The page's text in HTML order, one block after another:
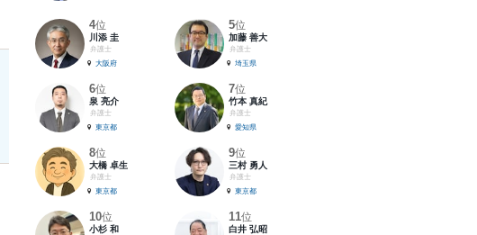
4位
川添 圭
弁護士
大阪府
5位
加藤 善大
弁護士
埼玉県
6位
泉 亮介
弁護士
東京都
7位
竹本 真紀
弁護士
愛知県
8位
大橋 卓生
弁護士
東京都
9位
三村 勇人
弁護士
東京都
10位
小杉 和
11位
白井 弘昭